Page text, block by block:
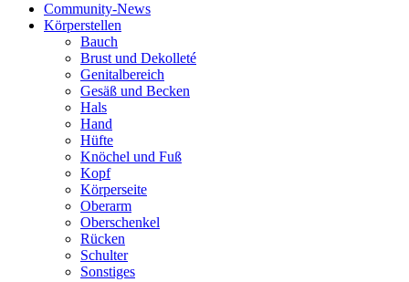
Community-News
Körperstellen
Bauch
Brust und Dekolleté
Genitalbereich
Gesäß und Becken
Hals
Hand
Hüfte
Knöchel und Fuß
Kopf
Körperseite
Oberarm
Oberschenkel
Rücken
Schulter
Sonstiges